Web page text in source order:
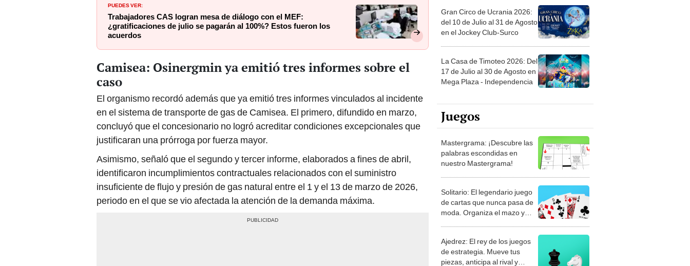
PUEDES VER:
Trabajadores CAS logran mesa de diálogo con el MEF:
¿gratificaciones de julio se pagarán al 100%? Estos fueron los
acuerdos
Camisea: Osinergmin ya emitió tres informes sobre el
caso
El organismo recordó además que ya emitió tres informes vinculados al incidente
en el sistema de transporte de gas de Camisea. El primero, difundido en marzo,
concluyó que el concesionario no logró acreditar condiciones excepcionales que
justificaran una prórroga por fuerza mayor.
Asimismo, señaló que el segundo y tercer informe, elaborados a fines de abril,
identificaron incumplimientos contractuales relacionados con el suministro
insuficiente de flujo y presión de gas natural entre el 1 y el 13 de marzo de 2026,
periodo en el que se vio afectada la atención de la demanda máxima.
Gran Circo de Ucrania 2026:
del 10 de Julio al 31 de Agosto
en el Jockey Club-Surco
La Casa de Timoteo 2026: Del
17 de Julio al 30 de Agosto en
Mega Plaza - Independencia
Juegos
Mastergrama: ¡Descubre las
palabras escondidas en
nuestro Mastergrama!
Solitario: El legendario juego
de cartas que nunca pasa de
moda. Organiza el mazo y
Ajedrez: El rey de los juegos
de estrategia. Mueve tus
piezas, anticipa al rival y